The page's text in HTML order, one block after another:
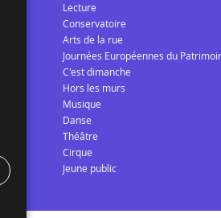
Lecture
Conservatoire
Arts de la rue
Journées Européennes du
C'est dimanche
Hors les murs
Musique
Danse
Théâtre
Cirque
Jeune public